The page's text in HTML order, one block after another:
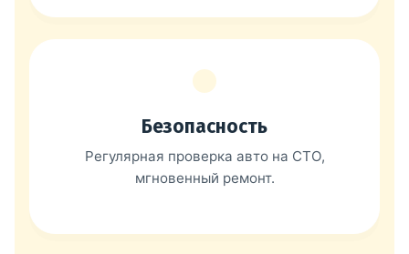
Безопасность
Регулярная проверка авто на СТО,
мгновенный ремонт.